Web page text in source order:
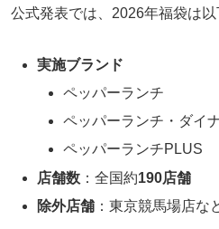
公式発表では、2026年福袋は以
実施ブランド
ペッパーランチ
ペッパーランチ・ダイ
ペッパーランチPLUS
店舗数 ：全国約190店舗
除外店舗 ：東京競馬場店な